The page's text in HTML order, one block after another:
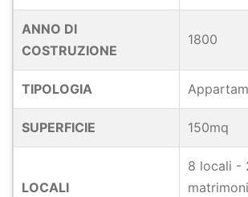
ANNO DI
COSTRUZIONE
1800
TIPOLOGIA
SUPERFICIE 150mq
LOCALI
8 locali -